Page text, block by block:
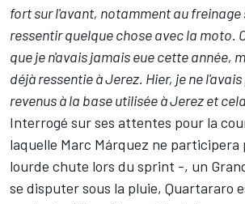
fort sur l'avant, notamment au freinage
ressentir quelque chose avec la moto.
que je n'avais jamais eue cette année,
déjà ressentie à Jerez. Hier, je ne
revenus à la base utilisée à Jerez et
Interrogé sur ses attentes pour la
laquelle Marc Márquez ne participera
lourde chute lors du sprint -, un
se disputer sous la pluie, Quartararo